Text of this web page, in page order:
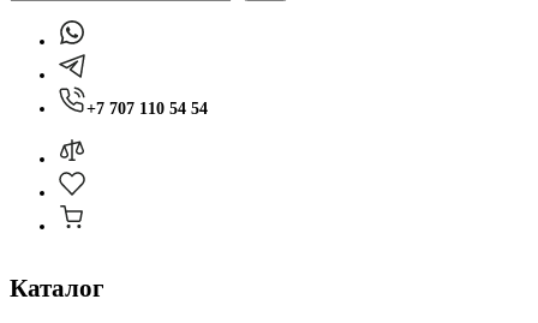
+7 707 110 54 54
Каталог